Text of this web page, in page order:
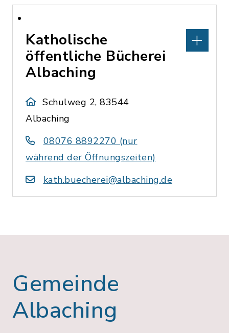
Katholische
öffentliche Bücherei
Albaching
Schulweg 2, 83544
Albaching
08076 8892270 (nur
während der Öffnungszeiten)
kath.buecherei@albaching.de
Gemeinde
Albaching